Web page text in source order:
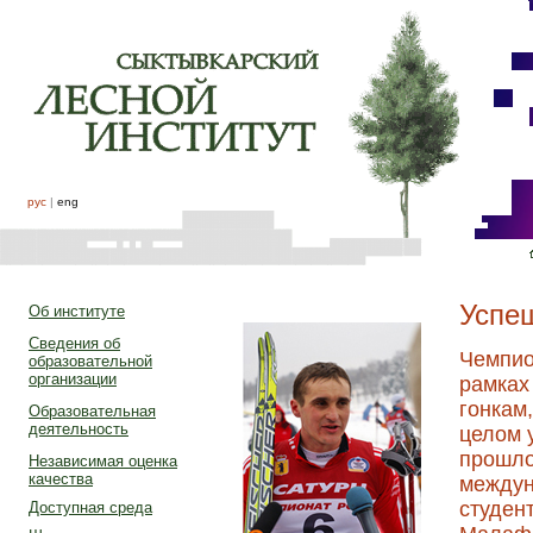
рус | eng
Об институте
Сведения об
образовательной
организации
Образовательная
деятельность
Независимая оценка
качества
Доступная среда
целом